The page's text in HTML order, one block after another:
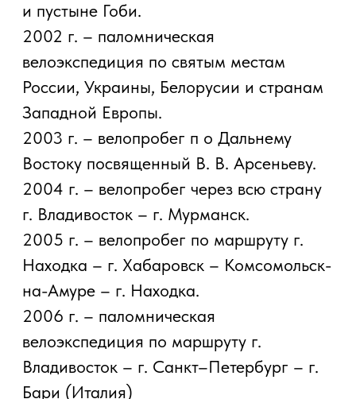
мира;
В 2007 году за 19 дней совершил
велопробег по маршруту: Находка —
Лазо — Ольга — Дальнегорск —
Пластун — Мельничное — Красный Яр
— Вяземский — Спасск-Дальний —
Турий Рог — Уссурийск — Артем —
Находка, преодолев расстояние более
двух тысяч километров.
Одним из наиболее значимых по праву
считается велоэкспедиция вдоль
северной границы России по маршруту
легендарного путешественника первой
половины XX века – Глеба Травина.
Вместе с группой друзей-
единомышленников, выдвинувшись из
Архангельска, Павел достиг самого
восточного населенного пункта
Российской Федерации – села Уэлен в
Чукотке. Передвигаясь лишь на
велосипеде, ему удалось преодолеть
такие участки маршрута, как Полюс